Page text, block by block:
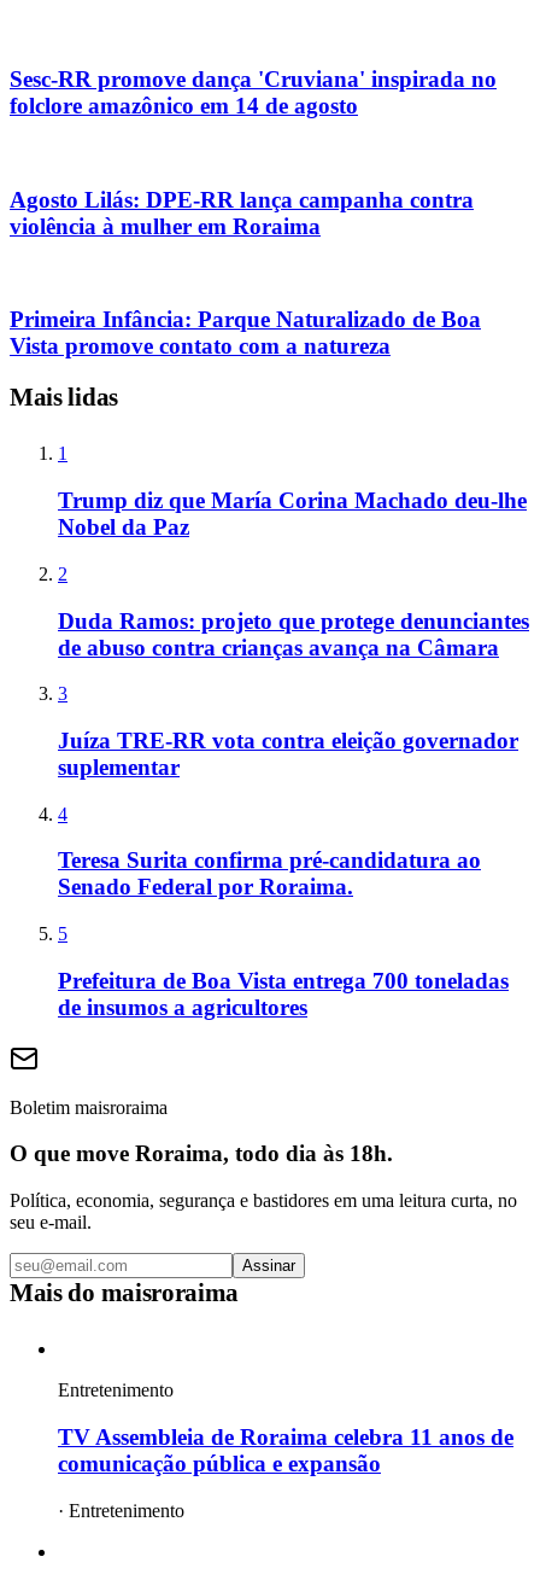
Sesc-RR promove dança 'Cruviana' inspirada no
folclore amazônico em 14 de agosto
Agosto Lilás: DPE-RR lança campanha contra
violência à mulher em Roraima
Primeira Infância: Parque Naturalizado de Boa
Vista promove contato com a natureza
Mais lidas
1
Trump diz que María Corina Machado deu-lhe
Nobel da Paz
2
Duda Ramos: projeto que protege denunciantes
de abuso contra crianças avança na Câmara
3
Juíza TRE-RR vota contra eleição governador
suplementar
4
Teresa Surita confirma pré-candidatura ao
Senado Federal por Roraima.
5
Prefeitura de Boa Vista entrega 700 toneladas
de insumos a agricultores
Boletim maisroraima
O que move Roraima, todo dia às 18h.
Política, economia, segurança e bastidores em uma leitura curta, no
seu e-mail.
Assinar
Mais do maisroraima
Entretenimento
TV Assembleia de Roraima celebra 11 anos de
comunicação pública e expansão
· Entretenimento